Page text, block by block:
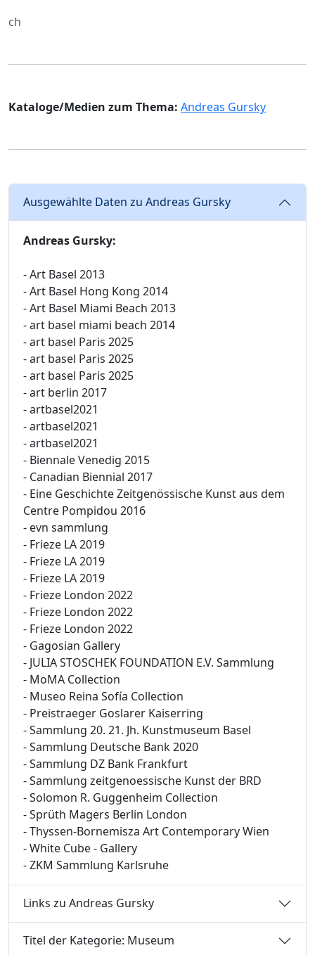
ch
Kataloge/Medien zum Thema: Andreas Gursky
Ausgewählte Daten zu Andreas Gursky
Andreas Gursky:
- Art Basel 2013
- Art Basel Hong Kong 2014
- Art Basel Miami Beach 2013
- art basel miami beach 2014
- art basel Paris 2025
- art basel Paris 2025
- art basel Paris 2025
- art berlin 2017
- artbasel2021
- artbasel2021
- artbasel2021
- Biennale Venedig 2015
- Canadian Biennial 2017
- Eine Geschichte Zeitgenössische Kunst aus dem
Centre Pompidou 2016
- evn sammlung
- Frieze LA 2019
- Frieze LA 2019
- Frieze LA 2019
- Frieze London 2022
- Frieze London 2022
- Frieze London 2022
- Gagosian Gallery
- JULIA STOSCHEK FOUNDATION E.V. Sammlung
- MoMA Collection
- Museo Reina Sofía Collection
- Preistraeger Goslarer Kaiserring
- Sammlung 20. 21. Jh. Kunstmuseum Basel
- Sammlung Deutsche Bank 2020
- Sammlung DZ Bank Frankfurt
- Sammlung zeitgenoessische Kunst der BRD
- Solomon R. Guggenheim Collection
- Sprüth Magers Berlin London
- Thyssen-Bornemisza Art Contemporary Wien
- White Cube - Gallery
- ZKM Sammlung Karlsruhe
Links zu Andreas Gursky
Titel der Kategorie: Museum